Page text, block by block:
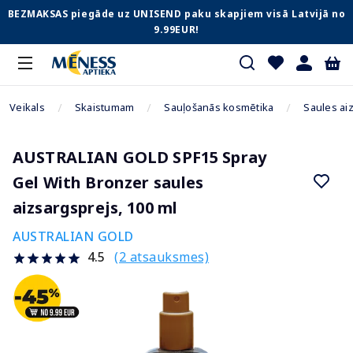
BEZMAKSAS piegāde uz UNISEND paku skapjiem visā Latvijā no
9.99EUR!
Veikals Skaistumam Sauļošanās kosmētika Saules
AUSTRALIAN GOLD SPF15 Spray
Gel With Bronzer saules
aizsargsprejs, 100 ml
AUSTRALIAN GOLD
4.5 (2 atsauksmes)